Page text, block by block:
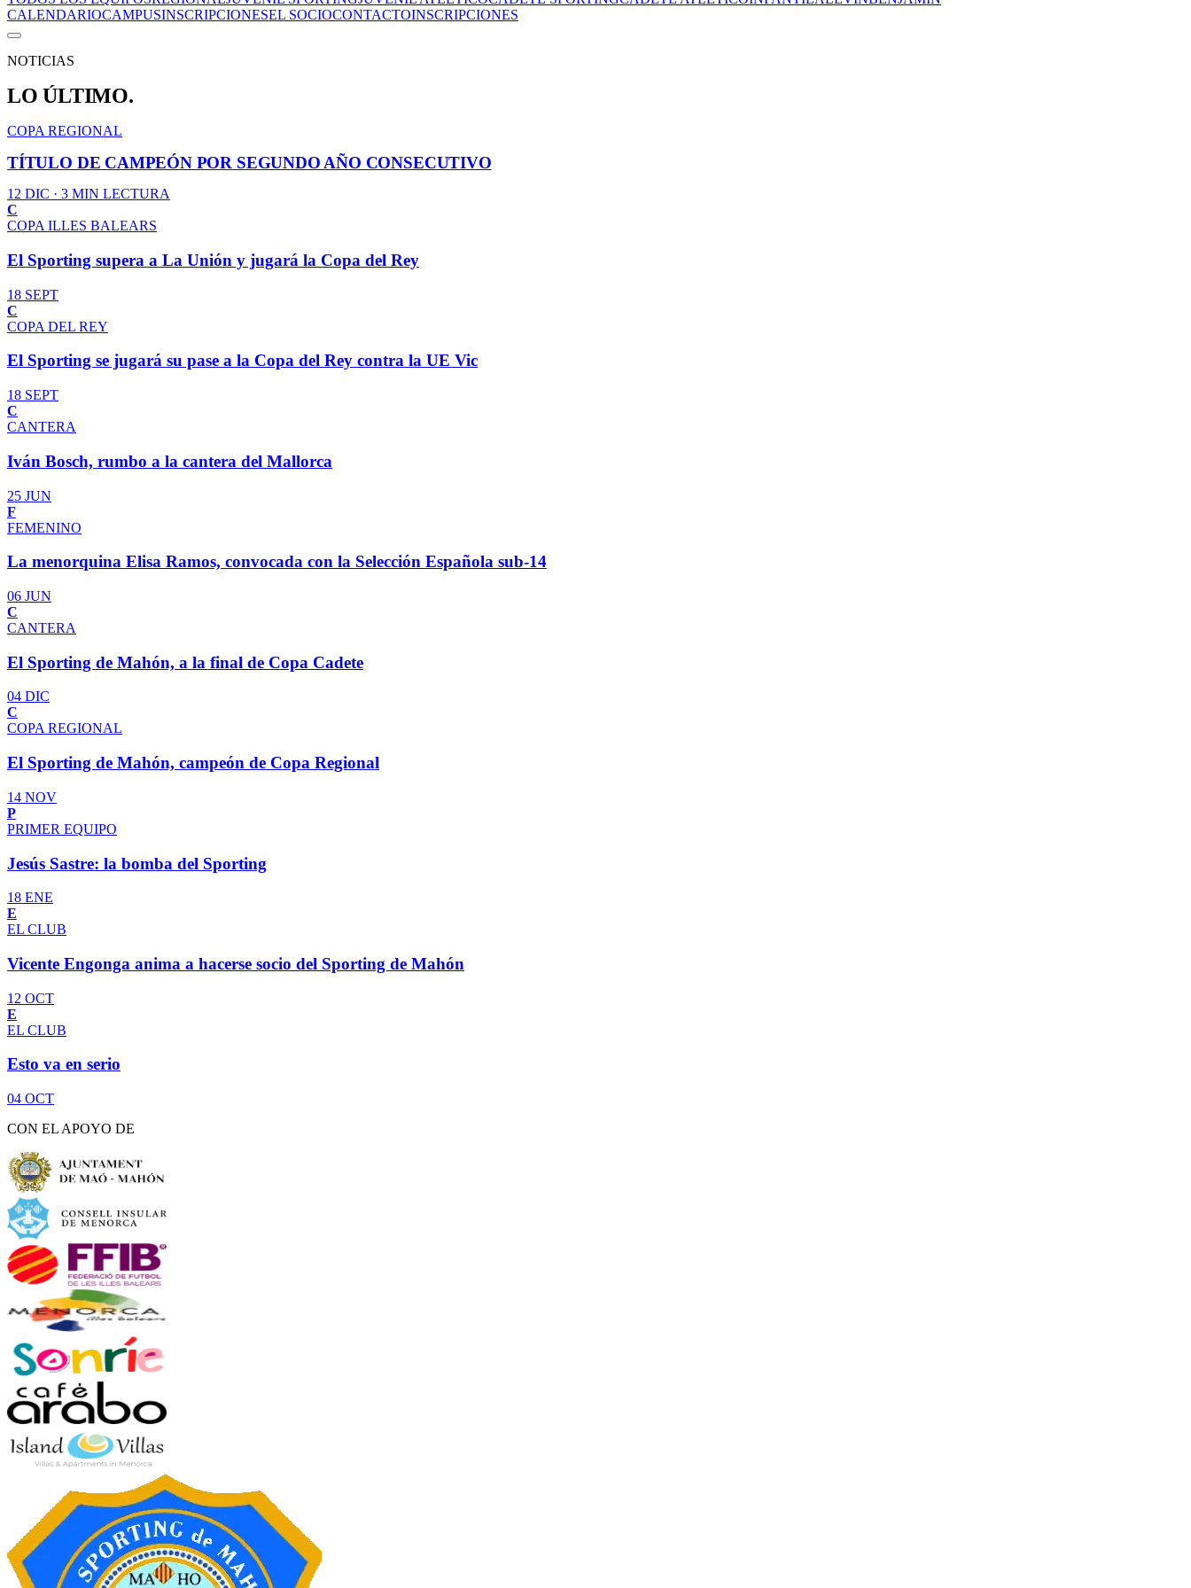
CALENDARIOCAMPUSINSCRIPCIONESEL SOCIOCONTACTOINSCRIPCIONES
NOTICIAS
LO ÚLTIMO.
COPA REGIONAL
TÍTULO DE CAMPEÓN POR SEGUNDO AÑO CONSECUTIVO
12 DIC · 3 MIN LECTURA
C
COPA ILLES BALEARS
El Sporting supera a La Unión y jugará la Copa del Rey
18 SEPT
C
COPA DEL REY
El Sporting se jugará su pase a la Copa del Rey contra la UE Vic
18 SEPT
C
CANTERA
Iván Bosch, rumbo a la cantera del Mallorca
25 JUN
F
FEMENINO
La menorquina Elisa Ramos, convocada con la Selección Española sub-14
06 JUN
C
CANTERA
El Sporting de Mahón, a la final de Copa Cadete
04 DIC
C
COPA REGIONAL
El Sporting de Mahón, campeón de Copa Regional
14 NOV
P
PRIMER EQUIPO
Jesús Sastre: la bomba del Sporting
18 ENE
E
EL CLUB
Vicente Engonga anima a hacerse socio del Sporting de Mahón
12 OCT
E
EL CLUB
Esto va en serio
04 OCT
CON EL APOYO DE